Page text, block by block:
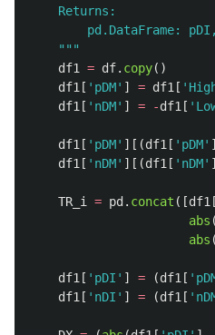
    Returns:
pd.DataFrame:
"""
df1
= df. copy()
df1 [ ' pDM' ] = df1 [ '
df1 [ ' nDM' ] = -df1 [ '
df1 [ ' pDM' ][(df1 [ ' pDM' ]
df1 [ ' nDM' ][(df1 [ ' nDM' ]
TR_i = pd . concat ([df1 [
abs (
abs (
df1 [ ' pDI ' ] = (df1 [ '
df1 [ ' nDI ' ] = (df1 [ '